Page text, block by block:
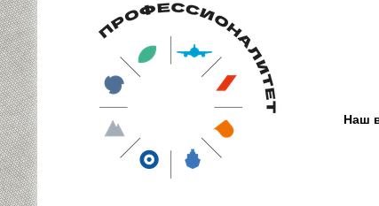
Наш